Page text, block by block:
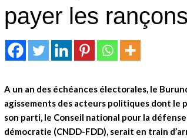
payer les
A un an des échéances électorales, le
agissements des acteurs politiques dont le
son parti, le Conseil national pour la
démocratie (CNDD-FDD), serait en train